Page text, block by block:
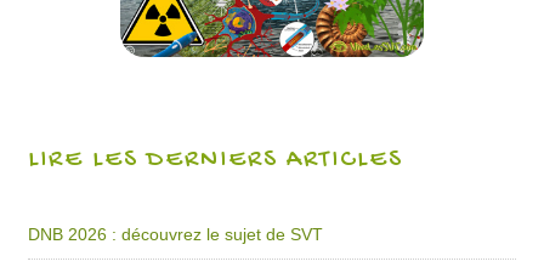
LIRE LES DERNIERS ARTICLES
DNB 2026 : découvrez le sujet de SVT